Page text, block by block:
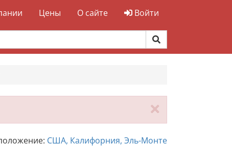
Цены О сайте Войти
США, Калифорния, Эль-Монте